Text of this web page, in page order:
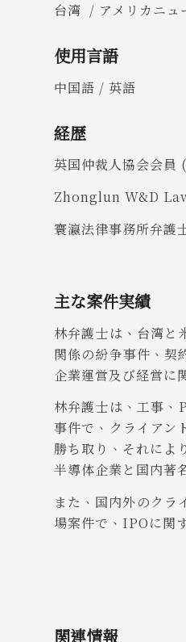
台湾 / アメリカニュ
使用言語
中国語 / 英語
経歴
英国仲裁人協会会
Zhonglun W&D
寰瀛法律事務所弁護
主な案件実績
林弁護士は、台湾と
関係の紛争事件、契
企業運営及び経営に
林弁護士は、工事、
事件で、クライアン
勝ち取り、それによ
半導体企業と国内著
また、国内外のクラ
場案件で、IPOに関
関連情報